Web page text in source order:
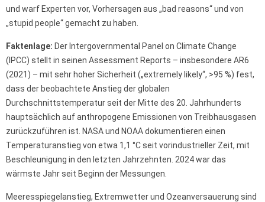
und warf Experten vor, Vorhersagen aus „bad reasons“ und von
„stupid people“ gemacht zu haben.
Faktenlage: Der Intergovernmental Panel on Climate Change
(IPCC) stellt in seinen Assessment Reports – insbesondere AR6
(2021) – mit sehr hoher Sicherheit („extremely likely“, >95 %) fest,
dass der beobachtete Anstieg der globalen
Durchschnittstemperatur seit der Mitte des 20. Jahrhunderts
hauptsächlich auf anthropogene Emissionen von Treibhausgasen
zurückzuführen ist. NASA und NOAA dokumentieren einen
Temperaturanstieg von etwa 1,1 °C seit vorindustrieller Zeit, mit
Beschleunigung in den letzten Jahrzehnten. 2024 war das
wärmste Jahr seit Beginn der Messungen.
Meeresspiegelanstieg, Extremwetter und Ozeanversauerung sind